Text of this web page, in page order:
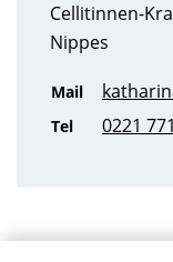
Cellitinnen-
Nippes
Mail
Tel 0221